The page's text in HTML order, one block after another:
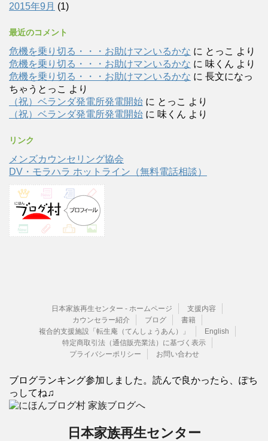
2015年9月 (1)
最近のコメント
危機を乗り切る・・・お助けマンいるかな に とっこ より
危機を乗り切る・・・お助けマンいるかな に 味くん より
危機を乗り切る・・・お助けマンいるかな に 長文になっ
ちゃうとっこ より
（祝）ベランダ発電所発電開始 に とっこ より
（祝）ベランダ発電所発電開始 に 味くん より
リンク
メンズカウンセリング協会
DV・モラハラ ホットライン（無料電話相談）
日本家族再生センター - ホームページ
支援内容
カウンセラー紹介
ブログ
書籍
複合的支援施設「転生庵（てんしょうあん）」
English
特定商取引法（通信販売業法）に基づく表示
プライバシーポリシー
お問い合わせ
ブログランキング参加しました。読んで良かったら、ぽち
っしてね♫
日本家族再生センター